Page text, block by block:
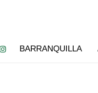
BARRANQUILLA